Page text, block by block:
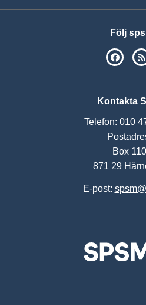
Följ
Kontakta
Telefon: 010
Box
871 29
E-post: